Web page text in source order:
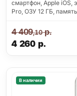
смартфон, Apple iOS,
Pro, ОЗУ 12 ГБ,
4 260 р.
4 409,10р.
В наличии